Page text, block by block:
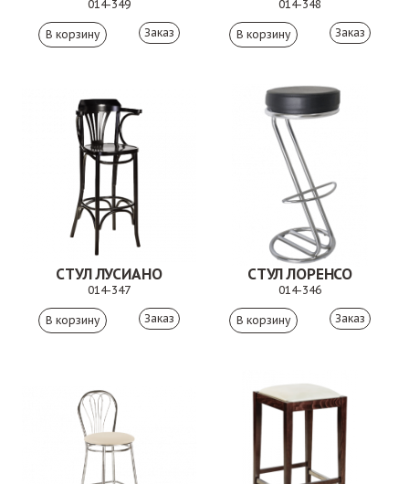
014-349
Заказ
014-348
Заказ
СТУЛ ЛУСИАНО
014-347
Заказ
СТУЛ ЛОРЕНСО
014-346
Заказ